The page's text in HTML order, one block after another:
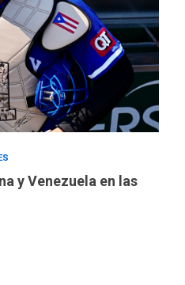
y Venezuela en las